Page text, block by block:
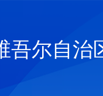
吾尔自治